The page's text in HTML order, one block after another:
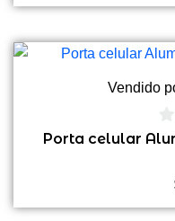
Vendido
0
Porta celular